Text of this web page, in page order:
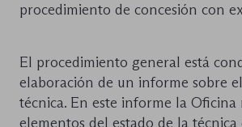
procedimiento de concesión con
El procedimiento general está
elaboración de un informe sobre
técnica. En este informe la Oficina
elementos del estado de la